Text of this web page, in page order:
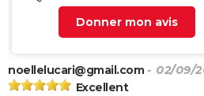
Donner mon avis
noellelucari@gmail.com - 02/09/
Excellent